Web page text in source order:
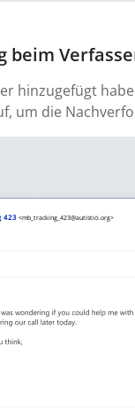
beim
hinzugefügt
um die
423 <mb_tracking_423@autistici.org>